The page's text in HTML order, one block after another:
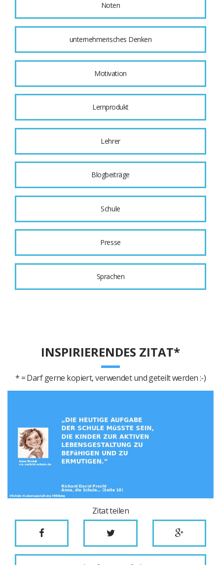
Noten
unternehmerisches Denken
Motivation
Lernprodukt
Lehrer
Blogbeiträge
Schule
Presse
Sprachen
INSPIRIERENDES ZITAT*
* = Darf gerne kopiert, verwendet und geteilt werden :-)
Zitat teilen